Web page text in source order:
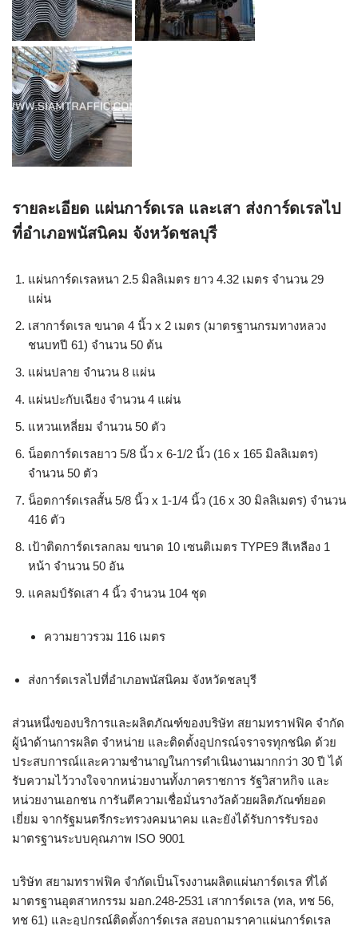
รายละเอียด แผ่นการ์ดเรล และเสา ส่งการ์ดเรลไป
ที่อำเภอพนัสนิคม จังหวัดชลบุรี
แผ่นการ์ดเรลหนา 2.5 มิลลิเมตร ยาว 4.32 เมตร จำนวน 29
แผ่น
เสาการ์ดเรล ขนาด 4 นิ้ว x 2 เมตร (มาตรฐานกรมทางหลวง
ชนบทปี 61) จำนวน 50 ต้น
แผ่นปลาย จำนวน 8 แผ่น
แผ่นปะกับเฉียง จำนวน 4 แผ่น
แหวนเหลี่ยม จำนวน 50 ตัว
น็อตการ์ดเรลยาว 5/8 นิ้ว x 6-1/2 นิ้ว (16 x 165 มิลลิเมตร)
จำนวน 50 ตัว
น็อตการ์ดเรลสั้น 5/8 นิ้ว x 1-1/4 นิ้ว (16 x 30 มิลลิเมตร) จำนวน
416 ตัว
เป้าติดการ์ดเรลกลม ขนาด 10 เซนติเมตร TYPE9 สีเหลือง 1
หน้า จำนวน 50 อัน
แคลมป์รัดเสา 4 นิ้ว จำนวน 104 ชุด
ความยาวรวม 116 เมตร
ส่งการ์ดเรลไปที่อำเภอพนัสนิคม จังหวัดชลบุรี
ส่วนหนึ่งของบริการและผลิตภัณฑ์ของบริษัท สยามทราฟฟิค จำกัด
ผู้นำด้านการผลิต จำหน่าย และติดตั้งอุปกรณ์จราจรทุกชนิด ด้วย
ประสบการณ์และความชำนาญในการดำเนินงานมากกว่า 30 ปี ได้
รับความไว้วางใจจากหน่วยงานทั้งภาคราชการ รัฐวิสาหกิจ และ
หน่วยงานเอกชน การันตีความเชื่อมั่นรางวัลด้วยผลิตภัณฑ์ยอด
เยี่ยม จากรัฐมนตรีกระทรวงคมนาคม และยังได้รับการรับรอง
มาตรฐานระบบคุณภาพ ISO 9001
บริษัท สยามทราฟฟิค จำกัดเป็นโรงงานผลิตแผ่นการ์ดเรล ที่ได้
มาตรฐานอุตสาหกรรม มอก.248-2531 เสาการ์ดเรล (ทล, ทช 56,
ทช 61) และอุปกรณ์ติดตั้งการ์ดเรล สอบถามราคาแผ่นการ์ดเรล